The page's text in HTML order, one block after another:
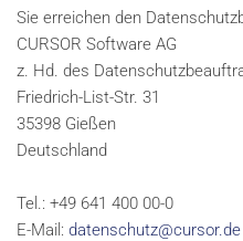
Sie erreichen den
CURSOR Software AG
z. Hd. des
Friedrich-List-Str. 31
35398 Gießen
Deutschland
Tel.: +49 641 400 00-0
E-Mail: datenschutz@cursor.de